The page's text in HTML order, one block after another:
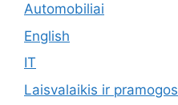
Automobiliai
English
IT
Laisvalaikis ir pramogos